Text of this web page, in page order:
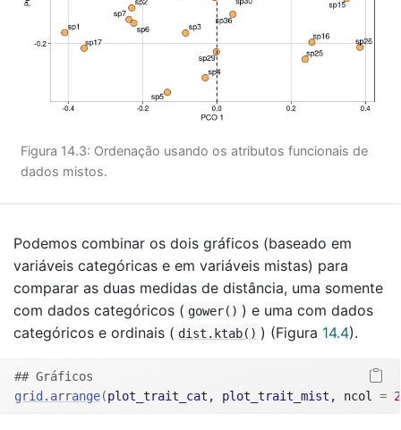
Figura 14.3: Ordenação usando os atributos funcionais de
dados mistos.
Podemos combinar os dois gráficos (baseado em
variáveis categóricas e em variáveis mistas) para
comparar as duas medidas de distância, uma somente
com dados categóricos ( gower() ) e uma com dados
categóricos e ordinais ( dist.ktab() ) (Figura 14.4).
## Gráficos
grid.arrange(plot_trait_cat , plot_trait_mist , ncol = 2